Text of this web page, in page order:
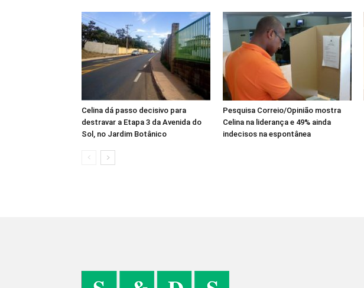
Celina dá passo decisivo para
destravar a Etapa 3 da Avenida do
Sol, no Jardim Botânico
Pesquisa Correio/Opinião mostra
Celina na liderança e 49% ainda
indecisos na espontânea